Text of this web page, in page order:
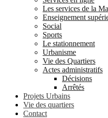
Les services de la
Enseignement
Social
Sports
Le stationnement
Urbanisme
Vie des Quartiers
Actes administratifs
Décisions
Arrêtés
Projets Urbains
Vie des quartiers
Contact